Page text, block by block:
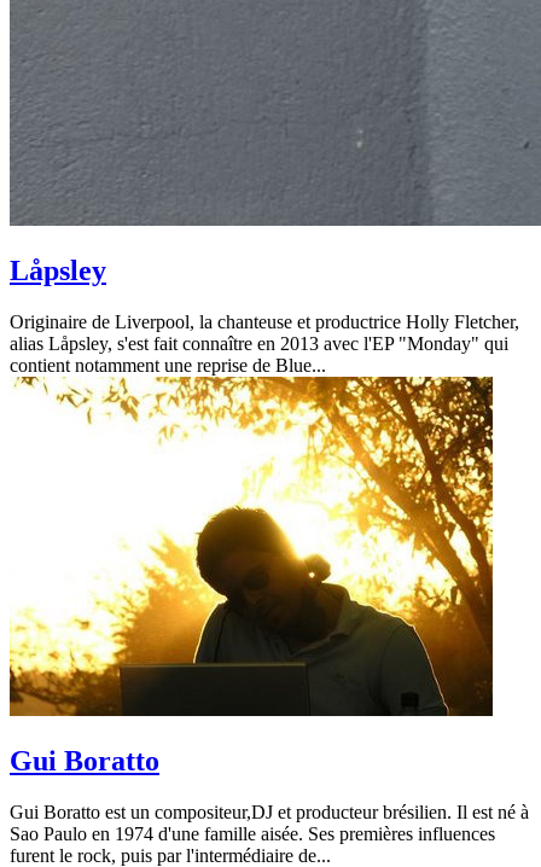
Låpsley
Originaire de Liverpool, la chanteuse et productrice Holly Fletcher,
alias Låpsley, s'est fait connaître en 2013 avec l'EP "Monday" qui
contient notamment une reprise de Blue...
Gui Boratto
Gui Boratto est un compositeur,DJ et producteur brésilien. Il est né à
Sao Paulo en 1974 d'une famille aisée. Ses premières influences
furent le rock, puis par l'intermédiaire de...